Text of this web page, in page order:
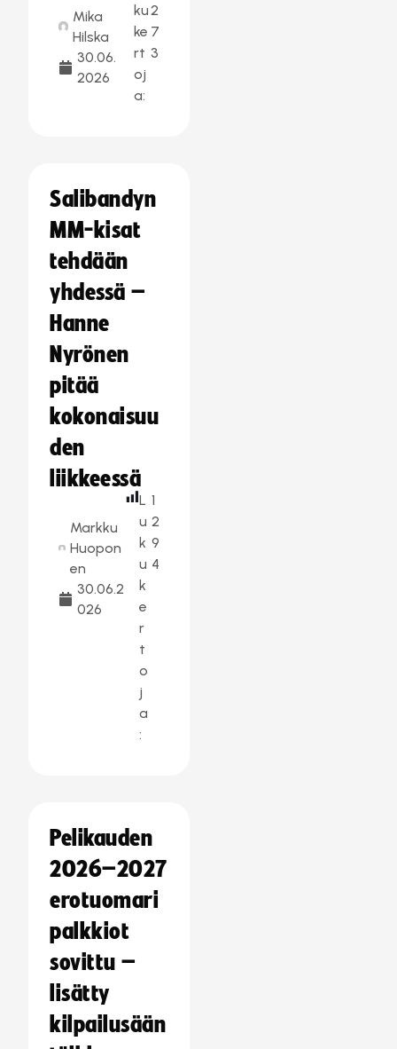
Mika
Hilska
30.06.
2026
ku
ke
rt
oj
a:
2
7
3
Salibandyn
MM-kisat
tehdään
yhdessä –
Hanne
Nyrönen
pitää
kokonaisuu
den
liikkeessä
Markku
Huopon
en
30.06.2
026
L
u
k
u
k
e
r
t
o
j
a
:
1
2
9
4
Pelikauden
2026–2027
erotuomari
palkkiot
sovittu –
lisätty
kilpailusään